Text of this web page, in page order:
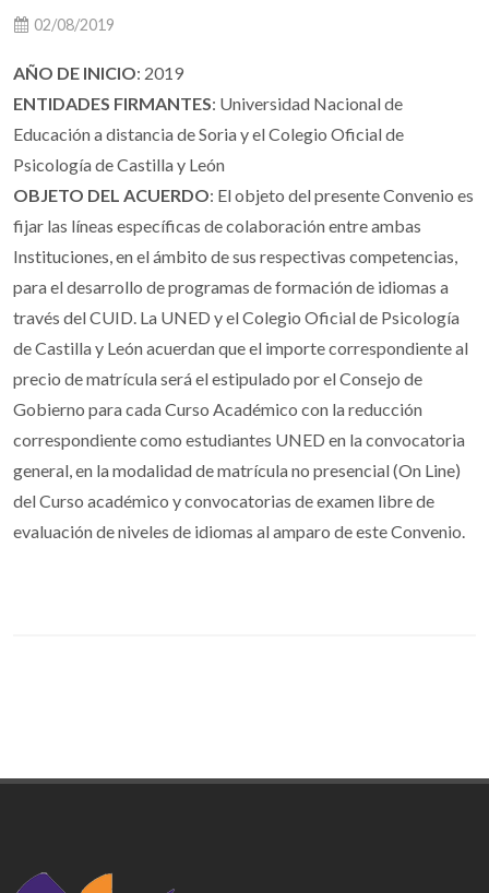
02/08/2019
AÑO DE INICIO: 2019
ENTIDADES FIRMANTES: Universidad Nacional de
Educación a distancia de Soria y el Colegio Oficial de
Psicología de Castilla y León
OBJETO DEL ACUERDO: El objeto del presente Convenio es
fijar las líneas específicas de colaboración entre ambas
Instituciones, en el ámbito de sus respectivas competencias,
para el desarrollo de programas de formación de idiomas a
través del CUID. La UNED y el Colegio Oficial de Psicología
de Castilla y León acuerdan que el importe correspondiente al
precio de matrícula será el estipulado por el Consejo de
Gobierno para cada Curso Académico con la reducción
correspondiente como estudiantes UNED en la convocatoria
general, en la modalidad de matrícula no presencial (On Line)
del Curso académico y convocatorias de examen libre de
evaluación de niveles de idiomas al amparo de este Convenio.